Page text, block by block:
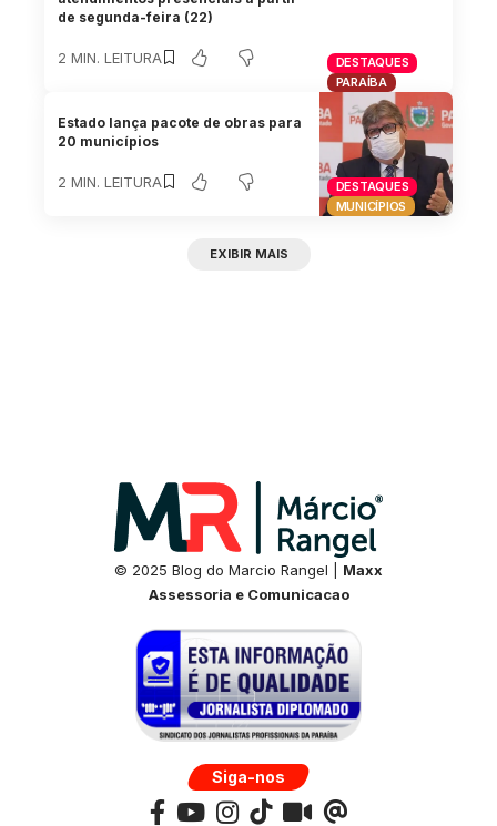
DESTAQUES
PARAÍBA
de segunda-feira (22)
2 MIN. LEITURA
DESTAQUES
MUNICÍPIOS
Estado lança pacote de obras para
20 municípios
2 MIN. LEITURA
EXIBIR MAIS
© 2025 Blog do Marcio Rangel | Maxx
Assessoria e Comunicacao
Siga-nos